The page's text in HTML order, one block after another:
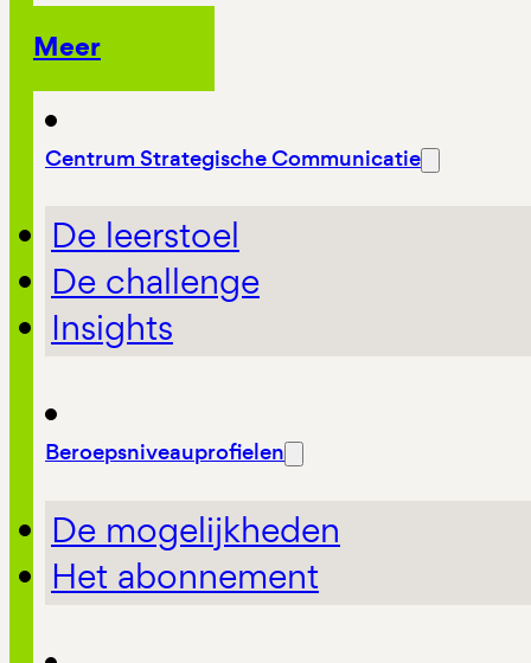
Meer
Centrum Strategische Communicatie
De leerstoel
De challenge
Insights
Beroepsniveauprofielen
De mogelijkheden
Het abonnement